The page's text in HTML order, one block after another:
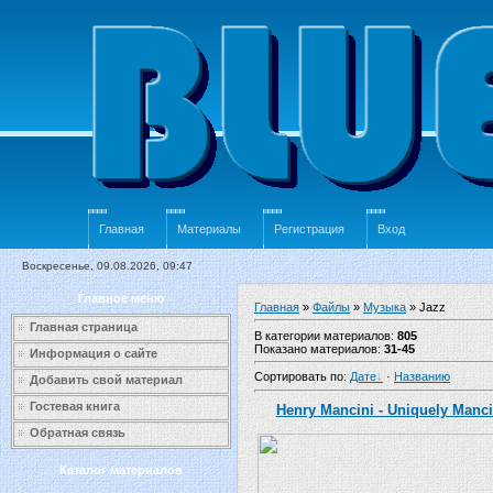
Главная Материалы Регистрация Вход
Воскресенье, 09.08.2026, 09:47
Главное меню
Главная страница
Информация о сайте
Добавить свой материал
Гостевая книга
Обратная связь
Каталог материалов
Главная»Файлы »Музыка » Jazz
В категории материалов:805
Показано материалов: 31-45
Сортировать по: Дате · Названию
Henry Mancini - Uniquely